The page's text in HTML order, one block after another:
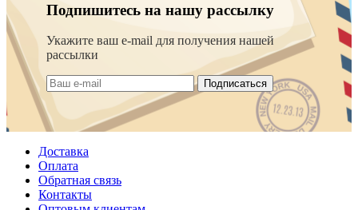
Подпишитесь на нашу рассылку
Укажите ваш e-mail для получения нашей
рассылки
Подписаться
Доставка
Оплата
Обратная связь
Контакты